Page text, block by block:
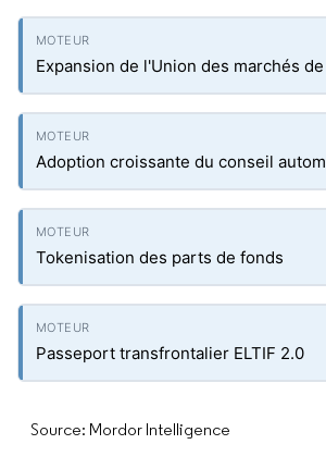
Expansion de l'Union des marchés
Adoption croissante du conseil
Tokenisation des parts de fonds
Passeport transfrontalier ELTIF 2.0
Source: Mordor Intelligence